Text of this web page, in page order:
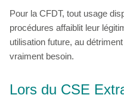
Pour la CFDT, tout usage
procédures affaiblit leur
utilisation future, au
vraiment besoin.
Lors du CSE